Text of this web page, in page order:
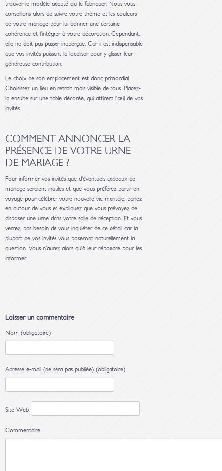
trouver le modèle adapté ou le fabriquer. Nous vous
conseillons alors de suivre votre thème et les couleurs
de votre mariage pour lui donner une certaine
cohérence et l’intégrer à votre décoration. Cependant,
elle ne doit pas passer inaperçue. Car il est indispensable
que vos invités puissent la localiser pour y glisser leur
généreuse contribution.
Le choix de son emplacement est donc primordial.
Choisissez un lieu en retrait mais visible de tous. Placez-
la ensuite sur une table décorée, qui attirera l’œil de vos
invités.
COMMENT ANNONCER LA
PRÉSENCE DE VOTRE URNE
DE MARIAGE ?
Pour informer vos invités que d’éventuels cadeaux de
mariage seraient inutiles et que vous préférez partir en
voyage pour célébrer votre nouvelle vie maritale, parlez-
en autour de vous et expliquez que vous prévoyez de
disposer une urne dans votre salle de réception. Et vous
verrez, pas besoin de vous inquiéter de ce détail car la
plupart de vos invités vous poseront naturellement la
question. Vous n’aurez alors qu’à leur répondre pour les
informer.
Laisser un commentaire
Nom (obligatoire)
Adresse e-mail (ne sera pas publiée) (obligatoire)
Site Web
Commentaire